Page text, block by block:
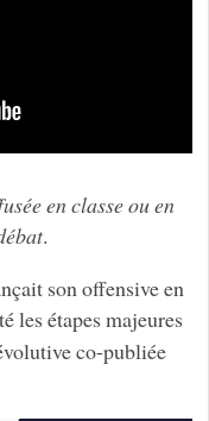
en classe ou en
.
son offensive en
les étapes majeures
co-publiée